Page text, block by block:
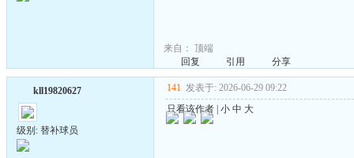
来自： 顶端
回复
引用 分享
kll19820627
级别: 替补球员
141 发表于: 2026-06-29 09:22
只看该作者 小 中 大